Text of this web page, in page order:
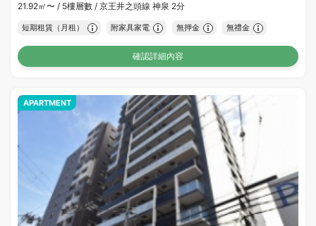
21.92㎡〜 / 5樓層數 / 京王井之頭線 神泉 2分
短期租賃（月租） 附家具家電 無押金 無禮金
確認詳細內容
APARTMENT